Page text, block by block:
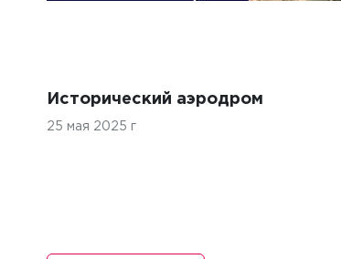
Исторический аэродром
25 мая 2025 г